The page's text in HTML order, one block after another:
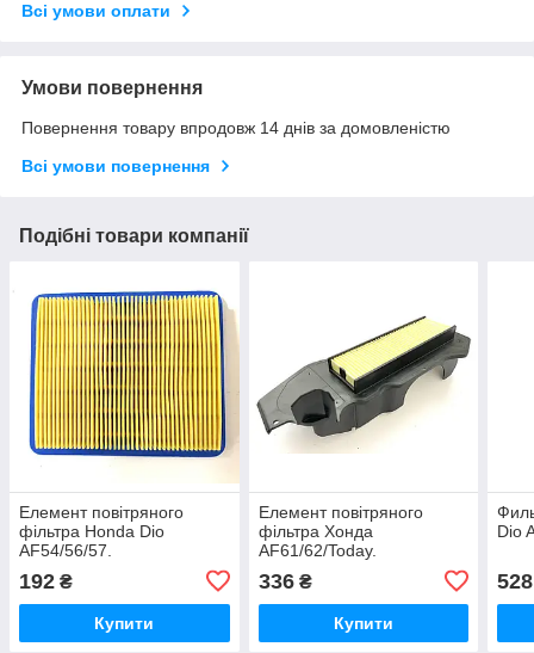
Всі умови оплати
Умови повернення
Повернення товару впродовж 14 днів за домовленістю
Всі умови повернення
Подібні товари компанії
Елемент повітряного
фільтра Honda Dio
AF54/56/57.
192 ₴
Купити
Елемент повітряного
фільтра Хонда
AF61/62/Today.
336₴
Купити
Dio
528